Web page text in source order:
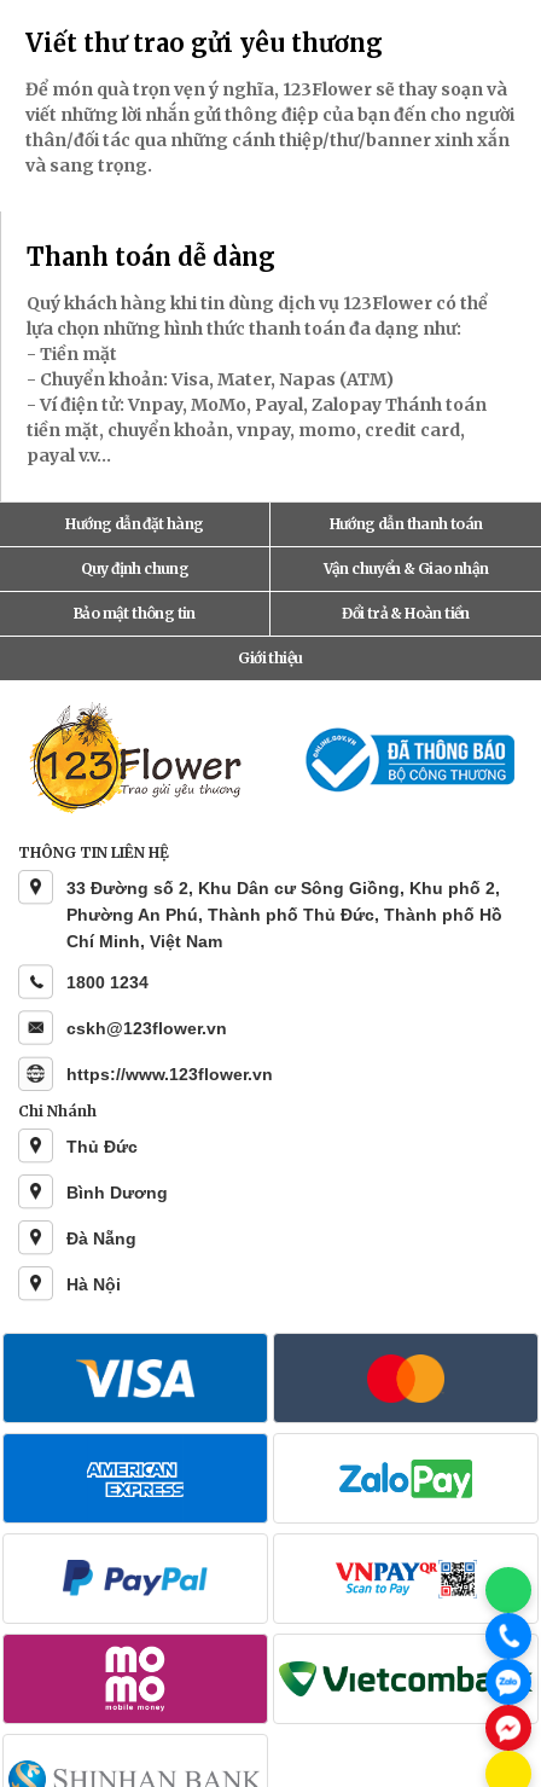
Viết thư trao gửi yêu thương
Để món quà trọn vẹn ý nghĩa, 123Flower sẽ thay soạn và
viết những lời nhắn gửi thông điệp của bạn đến cho người
thân/đối tác qua những cánh thiệp/thư/banner xinh xắn
và sang trọng.
Thanh toán dễ dàng
Quý khách hàng khi tin dùng dịch vụ 123Flower có thể
lựa chọn những hình thức thanh toán đa dạng như:
- Tiền mặt
- Chuyển khoản: Visa, Mater, Napas (ATM)
- Ví điện tử: Vnpay, MoMo, Payal, Zalopay Thánh toán
tiền mặt, chuyển khoản, vnpay, momo, credit card,
payal v.v...
Hướng dẫn đặt hàng Hướng dẫn thanh toán
Quy định chung Vận chuyển & Giao nhận
Bảo mật thông tin Đổi trả & Hoàn tiền
Giới thiệu
THÔNG TIN LIÊN HỆ
33 Đường số 2, Khu Dân cư Sông Giồng, Khu phố 2,
Phường An Phú, Thành phố Thủ Đức, Thành phố Hồ
Chí Minh, Việt Nam
1800 1234
cskh@123flower.vn
https://www.123flower.vn
Chi Nhánh
Thủ Đức
Bình Dương
Đà Nẵng
Hà Nội